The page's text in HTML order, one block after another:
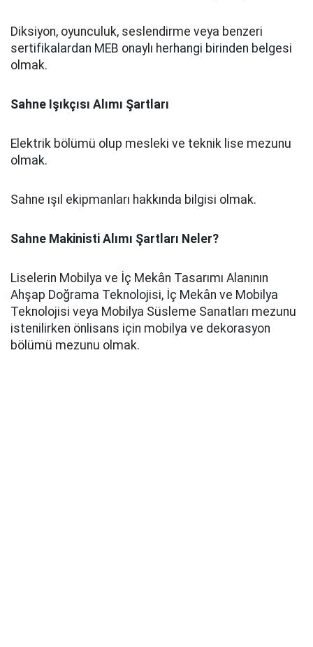
Diksiyon, oyunculuk, seslendirme veya benzeri
sertifikalardan MEB onaylı herhangi birinden belgesi
olmak.
Sahne Işıkçısı Alımı Şartları
Elektrik bölümü olup mesleki ve teknik lise mezunu
olmak.
Sahne ışıl ekipmanları hakkında bilgisi olmak.
Sahne Makinisti Alımı Şartları Neler?
Liselerin Mobilya ve İç Mekân Tasarımı Alanının
Ahşap Doğrama Teknolojisi, İç Mekân ve Mobilya
Teknolojisi veya Mobilya Süsleme Sanatları mezunu
istenilirken önlisans için mobilya ve dekorasyon
bölümü mezunu olmak.